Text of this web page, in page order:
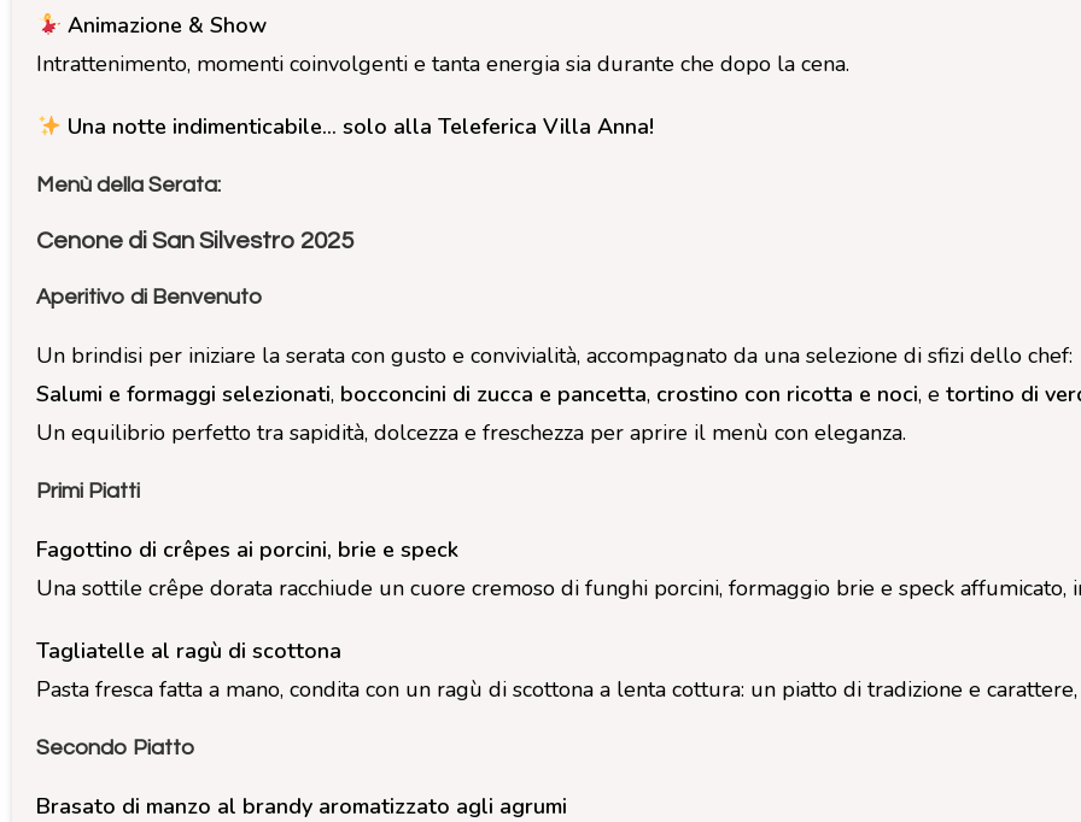
Animazione & Show
Intrattenimento, momenti coinvolgenti e tanta energia sia durante che dopo la cena.
Una notte indimenticabile… solo alla Teleferica Villa Anna!
Menù della Serata:
Cenone di San Silvestro 2025
Aperitivo di Benvenuto
Un brindisi per iniziare la serata con gusto e convivialità, accompagnato da una selezione di sfizi dello chef:
Salumi e formaggi selezionati, bocconcini di zucca e pancetta, crostino con ricotta e noci, e tortino di
Un equilibrio perfetto tra sapidità, dolcezza e freschezza per aprire il menù con eleganza.
Primi Piatti
Fagottino di crêpes ai porcini, brie e speck
Una sottile crêpe dorata racchiude un cuore cremoso di funghi porcini, formaggio brie e speck
Tagliatelle al ragù di scottona
Pasta fresca fatta a mano, condita con un ragù di scottona a lenta cottura: un piatto di tradizione e
Secondo Piatto
Brasato di manzo al brandy aromatizzato agli agrumi